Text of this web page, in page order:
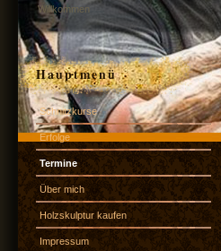
Willkommen
Hauptmenü
Schnitzkurse
Erfolge
Termine
Über mich
Holzskulptur kaufen
Impressum